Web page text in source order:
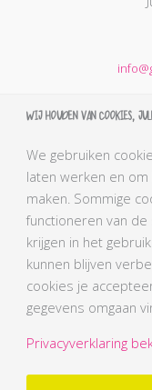
AGB-code
Kabiz
BGN
© 2026
Wij houden van cookies,
We gebruiken
laten werken en
maken. Sommige
functioneren van
krijgen in het
kunnen blijven
cookies je
gegevens omgaan
Privacyverklaring